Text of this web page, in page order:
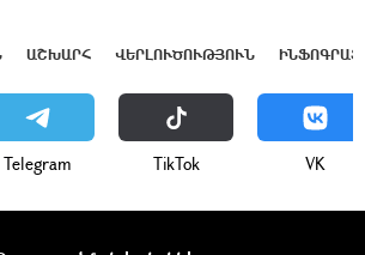
ԱՇԽԱՐՀ ՎԵՐԼՈՒԾՈՒԹՅՈՒՆ
Telegram ТikТоk VK